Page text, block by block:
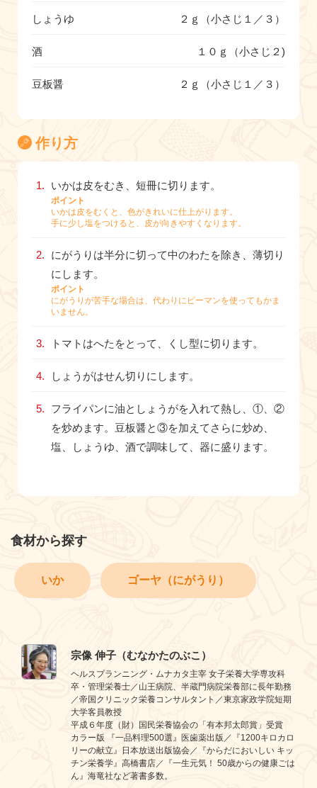
しょうゆ ２ｇ（小さじ１／３）
酒 １０ｇ（小さじ２)
豆板醤 ２ｇ（小さじ１／３）
作り方
いかは皮をむき、短冊に切ります。
ポイント
いかは皮をむくと、色がきれいに仕上がります。
手に少し塩をつけると、皮が向きやすくなります。
にがうりは半分に切って中のわたを除き、薄切り
にします。
ポイント
にがうりが苦手な場合は、代わりにピーマンを使ってもかま
いません。
トマトはへたをとって、くし型に切ります。
しょうがはせん切りにします。
フライパンに油としょうがを入れて熱し、①、②
を炒めます。豆板醤と③を加えてさらに炒め、
塩、しょうゆ、酒で調味して、器に盛ります。
食材から探す
いか ゴーヤ（にがうり）
宗像 伸子（むなかたのぶこ）
ヘルスプランニング・ムナカタ主宰 女子栄養大学専攻科
卒・管理栄養士／山王病院、半蔵門病院栄養部に長年勤務
／帝国クリニック栄養コンサルタント／東京家政学院短期
大学客員教授
平成６年度（財）国民栄養協会の「有本邦太郎賞」受賞
カラー版 『一品料理500選』医歯薬出版／『1200キロカロ
リーの献立』日本放送出版協会／『からだにおいしい キッ
チン栄養学』高橋書店／『一生元気！ 50歳からの健康ごは
ん』海竜社など著書多数。